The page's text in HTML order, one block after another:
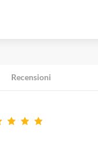
Recensioni